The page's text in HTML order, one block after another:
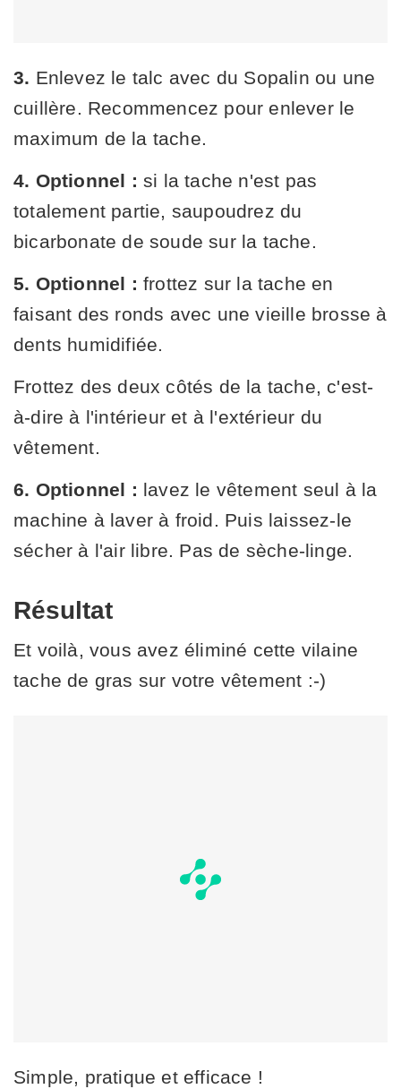
3. Enlevez le talc avec du Sopalin ou une
cuillère. Recommencez pour enlever le
maximum de la tache.
4. Optionnel : si la tache n'est pas
totalement partie, saupoudrez du
bicarbonate de soude sur la tache.
5. Optionnel : frottez sur la tache en
faisant des ronds avec une vieille brosse à
dents humidifiée.
Frottez des deux côtés de la tache, c'est-
à-dire à l'intérieur et à l'extérieur du
vêtement.
6. Optionnel : lavez le vêtement seul à la
machine à laver à froid. Puis laissez-le
sécher à l'air libre. Pas de sèche-linge.
Résultat
Et voilà, vous avez éliminé cette vilaine
tache de gras sur votre vêtement :-)
Simple, pratique et efficace !